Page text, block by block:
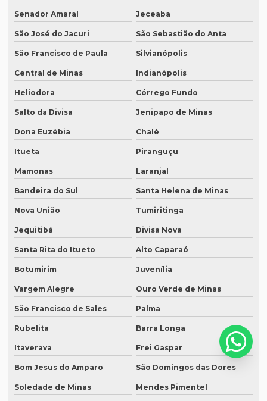
Serviço de revisão de textos jurídicos
Serviço de revisão de textos em mandarim
Serviço de tradução
Serviço de tradução de artigos cientificos
Serviço de tradução de áudio
Serviço de tradução campinas
Serviço de tradução certificada
Serviço de tradução de curriculum profissional
Serviço de tradução de documentos
Serviço de tradução para espanhol
Serviço de tradução para eventos
Serviço tradução inglês
Serviço de tradução de inglês para português
Serviço de tradução jurídica
Serviço de tradução literária
Senador Amaral Jeceaba
São José do Jacuri São Sebastião do Anta
São Francisco de Paula Silvianópolis
Central de Minas Indianópolis
Heliodora Córrego Fundo
Salto da Divisa Jenipapo de Minas
Dona Euzébia Chalé
Itueta Piranguçu
Mamonas Laranjal
Bandeira do Sul Santa Helena de Minas
Nova União Tumiritinga
Jequitibá Divisa Nova
Santa Rita do Itueto Alto Caparaó
Botumirim Juvenília
Vargem Alegre Ouro Verde de Minas
São Francisco de Sales Palma
Rubelita Barra Longa
Itaverava Frei Gaspar
Bom Jesus do Amparo São Domingos das Dores
Soledade de Minas Mendes Pimentel